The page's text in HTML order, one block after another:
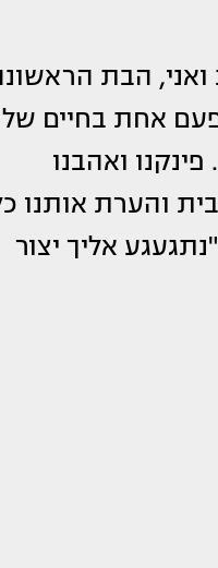
ואני, הבת
וטרינר רק פעם אחת בחיים
ואהבנו
והערת אותנו
אליך יצור